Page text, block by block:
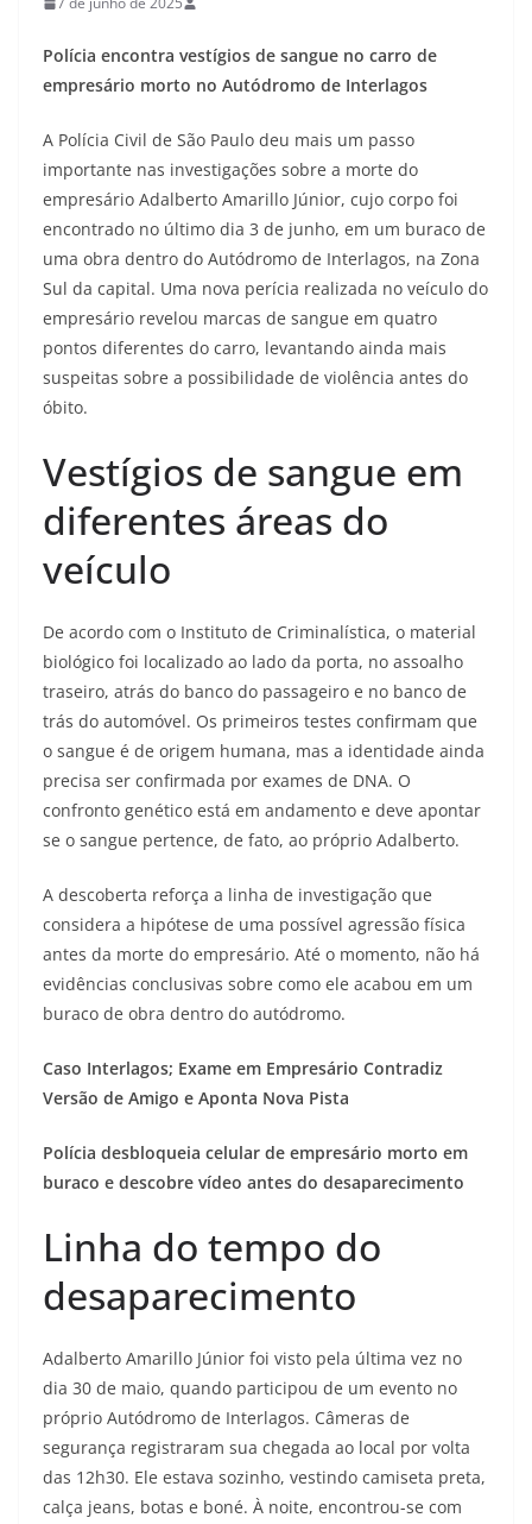
Polícia encontra vestígios de sangue no carro de
empresário morto no Autódromo de Interlagos
A Polícia Civil de São Paulo deu mais um passo
importante nas investigações sobre a morte do
empresário Adalberto Amarillo Júnior, cujo corpo foi
encontrado no último dia 3 de junho, em um buraco de
uma obra dentro do Autódromo de Interlagos, na Zona
Sul da capital. Uma nova perícia realizada no veículo do
empresário revelou marcas de sangue em quatro
pontos diferentes do carro, levantando ainda mais
suspeitas sobre a possibilidade de violência antes do
óbito.
Vestígios de sangue em
diferentes áreas do
veículo
De acordo com o Instituto de Criminalística, o material
biológico foi localizado ao lado da porta, no assoalho
traseiro, atrás do banco do passageiro e no banco de
trás do automóvel. Os primeiros testes confirmam que
o sangue é de origem humana, mas a identidade ainda
precisa ser confirmada por exames de DNA. O
confronto genético está em andamento e deve apontar
se o sangue pertence, de fato, ao próprio Adalberto.
A descoberta reforça a linha de investigação que
considera a hipótese de uma possível agressão física
antes da morte do empresário. Até o momento, não há
evidências conclusivas sobre como ele acabou em um
buraco de obra dentro do autódromo.
Caso Interlagos; Exame em Empresário Contradiz
Versão de Amigo e Aponta Nova Pista
Polícia desbloqueia celular de empresário morto em
buraco e descobre vídeo antes do desaparecimento
Linha do tempo do
desaparecimento
Adalberto Amarillo Júnior foi visto pela última vez no
dia 30 de maio, quando participou de um evento no
próprio Autódromo de Interlagos. Câmeras de
segurança registraram sua chegada ao local por volta
das 12h30. Ele estava sozinho, vestindo camiseta preta,
calça jeans, botas e boné. À noite, encontrou-se com